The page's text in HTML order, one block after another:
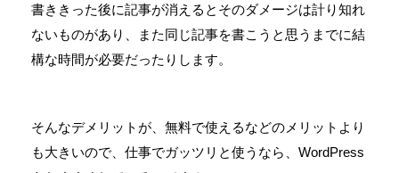
書ききった後に記事が消えるとそのダメージは計り知れ
ないものがあり、また同じ記事を書こうと思うまでに結
構な時間が必要だったりします。
そんなデメリットが、無料で使えるなどのメリットより
も大きいので、仕事でガッツリと使うなら、WordPress